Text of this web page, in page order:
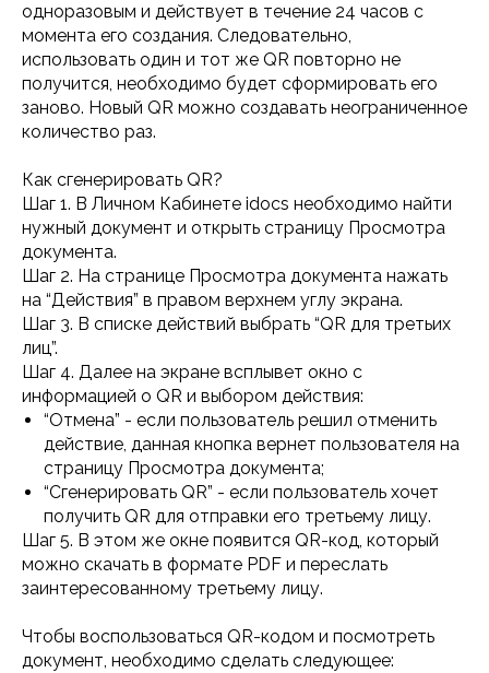
одноразовым и действует в течение 24 часов с
момента его создания. Следовательно,
использовать один и тот же QR повторно не
получится, необходимо будет сформировать его
заново. Новый QR можно создавать неограниченное
количество раз.
Как сгенерировать QR?
Шаг 1. В Личном Кабинете idocs необходимо найти
нужный документ и открыть страницу Просмотра
документа.
Шаг 2. На странице Просмотра документа нажать
на “Действия” в правом верхнем углу экрана.
Шаг 3. В списке действий выбрать “QR для третьих
лиц”.
Шаг 4. Далее на экране всплывет окно с
информацией о QR и выбором действия:
“Отмена” - если пользователь решил отменить
действие, данная кнопка вернет пользователя на
страницу Просмотра документа;
“Сгенерировать QR” - если пользователь хочет
получить QR для отправки его третьему лицу.
Шаг 5. В этом же окне появится QR-код, который
можно скачать в формате PDF и переслать
заинтересованному третьему лицу.
Чтобы воспользоваться QR-кодом и посмотреть
документ, необходимо сделать следующее: